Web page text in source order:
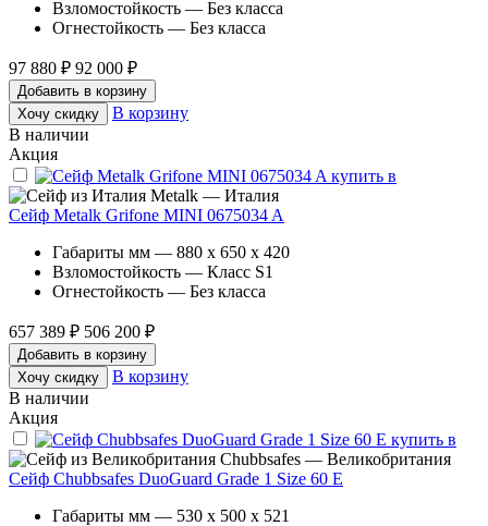
Взломостойкость — Без класса
Огнестойкость — Без класса
97 880 ₽ 92 000 ₽
Добавить в корзину
Хочу скидку
В корзину
В наличии
Акция
Metalk — Италия
Сейф Metalk Grifone MINI 0675034 A
Габариты мм — 880 x 650 x 420
Взломостойкость — Класс S1
Огнестойкость — Без класса
657 389 ₽ 506 200 ₽
Добавить в корзину
Хочу скидку
В корзину
В наличии
Акция
Chubbsafes — Великобритания
Сейф Chubbsafes DuoGuard Grade 1 Size 60 E
Габариты мм — 530 x 500 x 521